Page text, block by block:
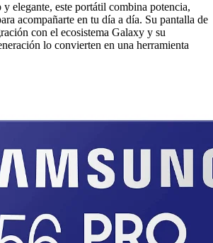
elegante, este portátil combina potencia,
acompañarte en tu día a día. Su pantalla de
con el ecosistema Galaxy y su
lo convierten en una herramienta